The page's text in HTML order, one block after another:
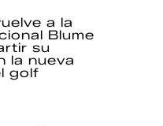
a la
Blume
su
la nueva
golf